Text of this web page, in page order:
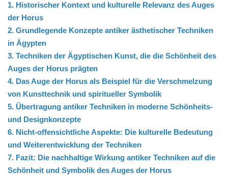
1. Historischer Kontext und kulturelle Relevanz des Auges
der Horus
2. Grundlegende Konzepte antiker ästhetischer Techniken
in Ägypten
3. Techniken der Ägyptischen Kunst, die die Schönheit des
Auges der Horus prägten
4. Das Auge der Horus als Beispiel für die Verschmelzung
von Kunsttechnik und spiritueller Symbolik
5. Übertragung antiker Techniken in moderne Schönheits-
und Designkonzepte
6. Nicht-offensichtliche Aspekte: Die kulturelle Bedeutung
und Weiterentwicklung der Techniken
7. Fazit: Die nachhaltige Wirkung antiker Techniken auf die
Schönheit und Symbolik des Auges der Horus